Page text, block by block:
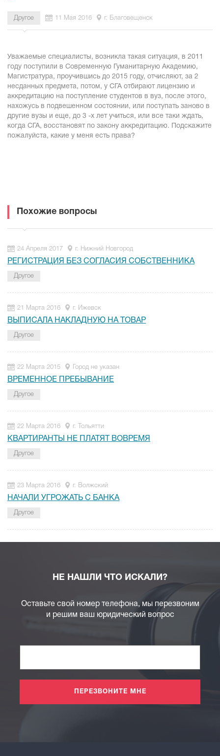
Другое 11 Мая 2016 г. Благовещенск
Уважаемые специалисты, возникла такая ситуация, в 2011
году поступили в Современную Гуманитарную Академию,
Магистратура, проучившись до 2015 году, отчисляют, за 2
несданных предмета, потом, у СГА отбирают лицензию и
аккредитацию на поступление студентов в вуз, после этого,
нахожусь в подвешенном состоянии, или поступать заново в
другие вузы и еще, до 3 -х лет учиться, или все таки ждать,
когда СГА, восстановят по закону аккредитацию. Подскажите
пожалуйста, какие у меня есть права?
Похожие вопросы
24 Апреля 2017 г. Нижний Новгород
РЕГИСТРАЦИЯ БЕЗ СОГЛАСИЯ СОБСТВЕННИКА
Другое
21 Марта 2016 г. Ижевск
ВЫПИСАЛА НАКЛАДНУЮ НА ТОВАР
Другое
22 Марта 2015 Город не указан
ВРЕМЕННОЕ ПРЕБЫВАНИЕ
Другое
22 Марта 2016 г. Тольятти
КВАРТИРАНТЫ НЕ ПЛАТЯТ ВОВРЕМЯ
Другое
23 Марта 2016 г. Волжский
НАЧАЛИ УГРОЖАТЬ С БАНКА
Другое
НЕ НАШЛИ ЧТО ИСКАЛИ?
Оставьте свой номер телефона, мы перезвоним
и решим ваш юридический вопрос
ПЕРЕЗВОНИТЕ МНЕ